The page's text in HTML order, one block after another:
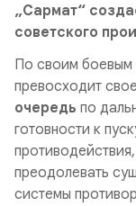
„Сармат“
советского
По своим боевым
превосходит
очередь по
готовности к
преодолевать
системы